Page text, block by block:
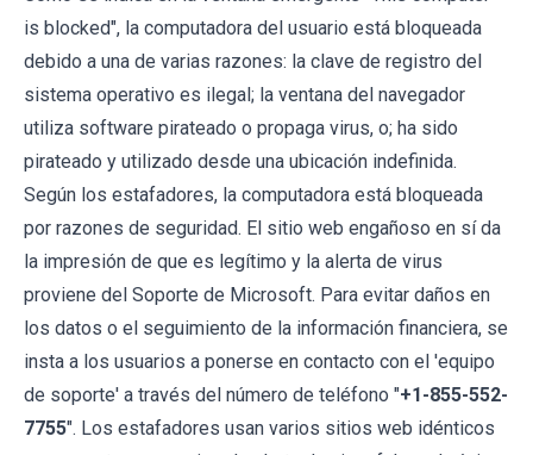
is blocked", la computadora del usuario está bloqueada
debido a una de varias razones: la clave de registro del
sistema operativo es ilegal; la ventana del navegador
utiliza software pirateado o propaga virus, o; ha sido
pirateado y utilizado desde una ubicación indefinida.
Según los estafadores, la computadora está bloqueada
por razones de seguridad. El sitio web engañoso en sí da
la impresión de que es legítimo y la alerta de virus
proviene del Soporte de Microsoft. Para evitar daños en
los datos o el seguimiento de la información financiera, se
insta a los usuarios a ponerse en contacto con el 'equipo
de soporte' a través del número de teléfono "+1-855-552-
7755". Los estafadores usan varios sitios web idénticos